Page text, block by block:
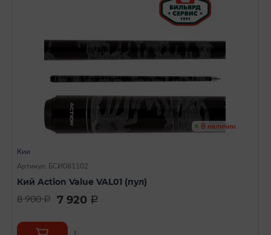
В наличии
Кии
Артикул: БСИ081102
Кий Action Value VAL01 (пул)
8 900a 7 920 a